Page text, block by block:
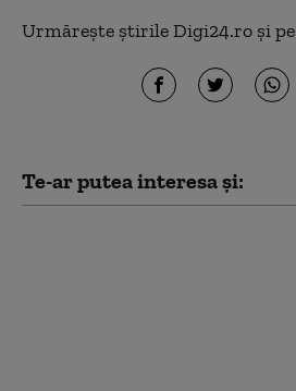
Urmărește știrile Digi24.ro și pe
Te-ar putea interesa și: